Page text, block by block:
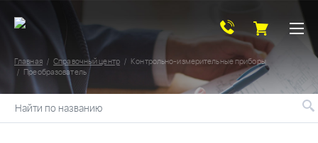
Главная Справочный центр
Контрольно-измерительные приборы
Преобразователь
Найти по названию